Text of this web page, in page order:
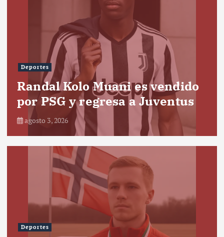
Deportes
Randal Kolo Muani es vendido
por PSG y regresa a Juventus
agosto 3, 2026
Deportes